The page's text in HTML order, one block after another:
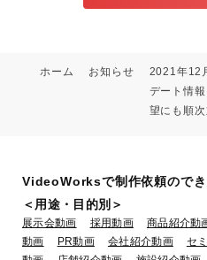
ホーム お知らせ
2021年12
デート情
望にも順
VideoWorksで制作依頼ので
＜用途・目的別＞
展示会動画 採用動画 商品紹介動
動画
PR動画 会社紹介動画 セ